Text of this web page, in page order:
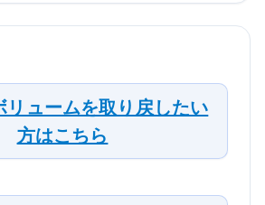
リュームを取り戻したい
方はこちら